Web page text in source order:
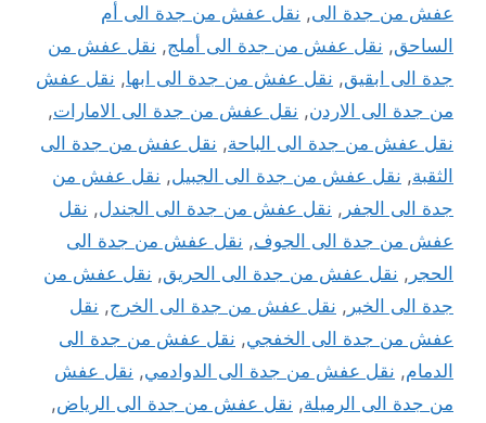
عفش من جدة الى, نقل عفش من جدة الى أم
الساحق, نقل عفش من جدة الى أملج, نقل عفش من
جدة الى ابقيق, نقل عفش من جدة الى ابها, نقل عفش
من جدة الى الاردن, نقل عفش من جدة الى الامارات,
نقل عفش من جدة الى الباحة, نقل عفش من جدة الى
الثقبة, نقل عفش من جدة الى الجبيل, نقل عفش من
جدة الى الجفر , نقل عفش من جدة الى الجندل, نقل
عفش من جدة الى الجوف, نقل عفش من جدة الى
الحجر , نقل عفش من جدة الى الحريق, نقل عفش من
جدة الى الخبر , نقل عفش من جدة الى الخرج, نقل
عفش من جدة الى الخفجي, نقل عفش من جدة الى
الدمام, نقل عفش من جدة الى الدوادمي, نقل عفش
من جدة الى الرميلة, نقل عفش من جدة الى الرياض,